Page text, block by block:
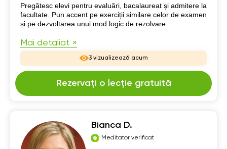
Despre mine
Pregătesc elevi pentru evaluări, bacalaureat și admitere la
facultate. Pun accent pe exerciții similare celor de examen
și pe dezvoltarea unui mod logic de rezolvare.
Mai detaliat »
3 vizualizează acum
Rezervați o lecție gratuită
Bianca D.
Meditator verificat